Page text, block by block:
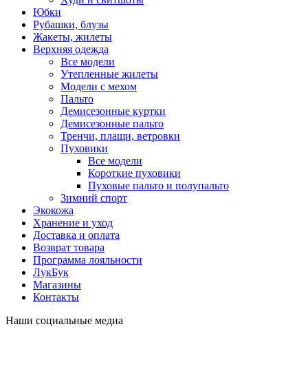
Юбки
Рубашки, блузы
Жакеты, жилеты
Верхняя одежда
Все модели
Утепленные жилеты
Модели с мехом
Пальто
Демисезонные куртки
Демисезонные пальто
Тренчи, плащи, ветровки
Пуховики
Все модели
Короткие пуховики
Пуховые пальто и полупальто
Зимний спорт
Экокожа
Хранение и уход
Доставка и оплата
Возврат товара
Программа лояльности
ЛукБук
Магазины
Контакты
Наши социальные медиа